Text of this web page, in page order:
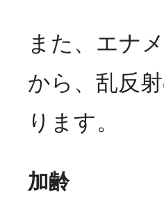
また、エナ
から、乱反
ります。
加齢